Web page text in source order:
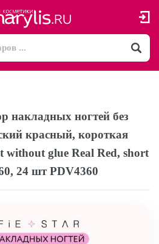
накладных ногтей без
красный, короткая
without glue Real Red, short
24 шт PDV4360